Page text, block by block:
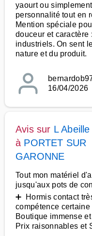
yaourt ou
personnalité tout en
Mention spéciale
douceur et
industriels. On sent
nature et du produit.
16/04/2026
Avis sur L
à PORTET SUR
GARONNE
Tout mon matériel
jusqu'aux pots de
➕ Hormis contact
compétence
Boutique immense
Prix raisonnables et